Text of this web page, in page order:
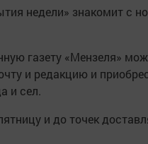
недели» знакомит с
газету «Мензеля»
и редакцию и
и сел.
и до точек